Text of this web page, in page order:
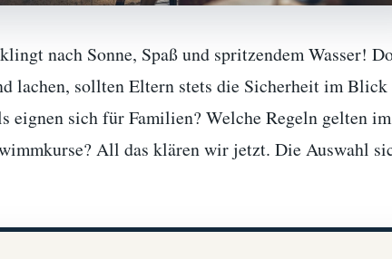
nach Sonne, Spaß und spritzendem Wasser!
lachen, sollten Eltern stets die Sicherheit im Blick
eignen sich für Familien? Welche Regeln gelten im
All das klären wir jetzt. Die Auswahl